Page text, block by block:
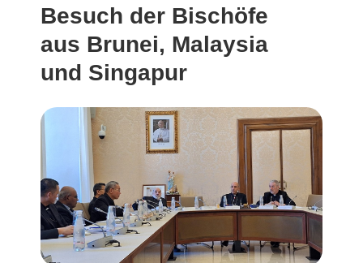
Besuch der Bischöfe
aus Brunei, Malaysia
und Singapur